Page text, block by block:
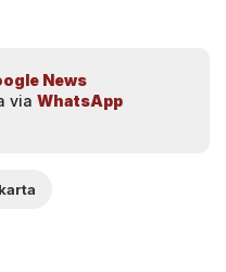
News
via WhatsApp